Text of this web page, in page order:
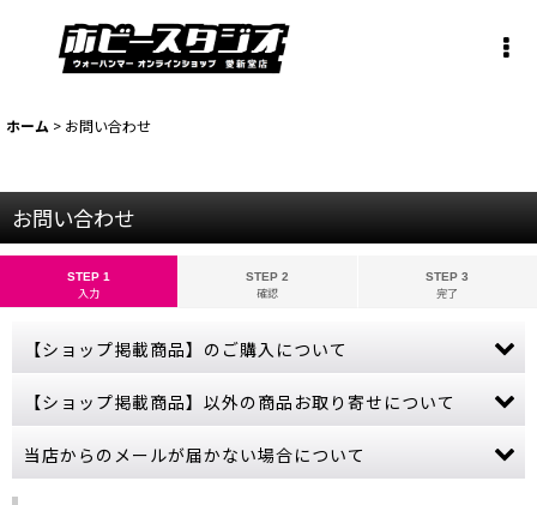
ホーム > お問い合わせ
お問い合わせ
STEP 1
入力
STEP 2
確認
STEP 3
完了
【ショップ掲載商品】のご購入について
ん。
さい。
売切れにつきカートボタンが押せない商品につきましては、誠に申
【ショップ掲載商品】以外の商品お取り寄せについて
ございます。
ゲームズワークショップの公式サイトをご参照いただき、商品名・
当店からのメールが届かない場合について
ご購入やお問い合わせから数日経っても当店からの連絡が無い場